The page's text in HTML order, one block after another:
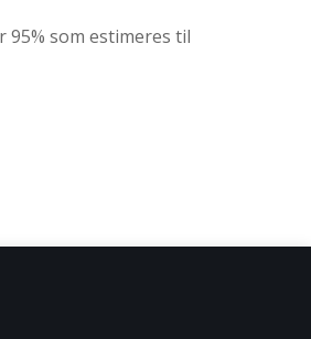
som estimeres til